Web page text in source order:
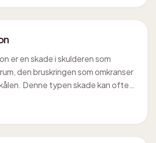
disse utfordringene.
er en skade i skulderen som
den bruskringen som omkranser
Denne typen skade kan ofte
spesielt over hodehøyde.
smerte og nedsatt funksjon i
denne tilstanden.